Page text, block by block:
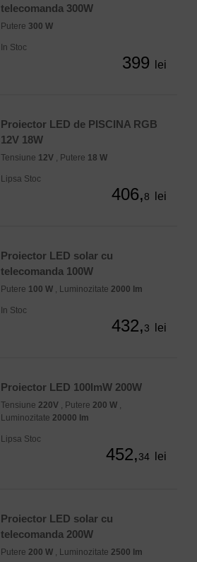
telecomanda 300W
Putere 300 W
In Stoc
399 lei
Proiector LED de PISCINA RGB
12V 18W
Tensiune 12V , Putere 18 W
Lipsa Stoc
406,8 lei
Proiector LED solar cu
telecomanda 100W
Putere 100 W , Luminozitate 2000 lm
In Stoc
432,3 lei
Proiector LED 100lmW 200W
Tensiune 220V , Putere 200 W ,
Luminozitate 20000 lm
Lipsa Stoc
452,34 lei
Proiector LED solar cu
telecomanda 200W
Putere 200 W , Luminozitate 2500 lm